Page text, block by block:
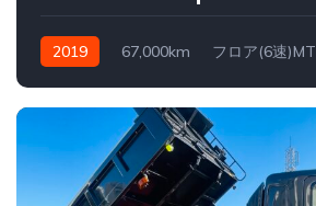
2019 67,000km フロア(6速)MT